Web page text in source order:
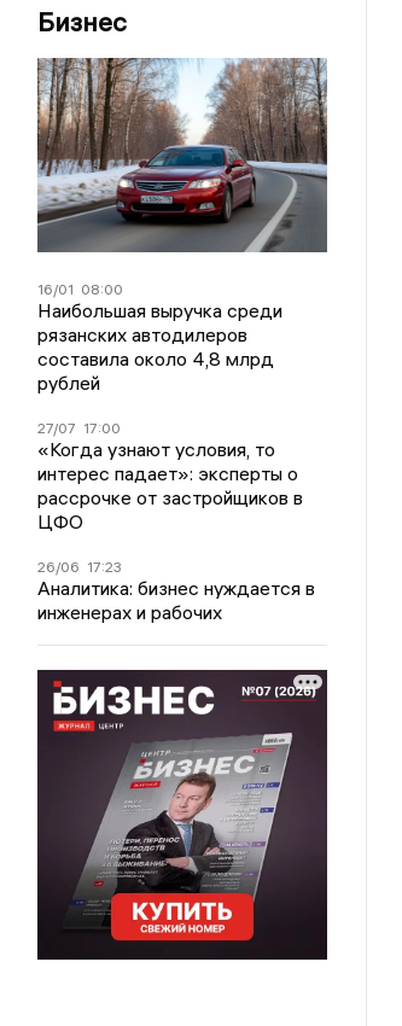
Бизнес
16/01 08:00
Наибольшая выручка среди
рязанских автодилеров
составила около 4,8 млрд
рублей
27/07 17:00
«Когда узнают условия, то
интерес падает»: эксперты о
рассрочке от застройщиков в
ЦФО
26/06 17:23
Аналитика: бизнес нуждается в
инженерах и рабочих